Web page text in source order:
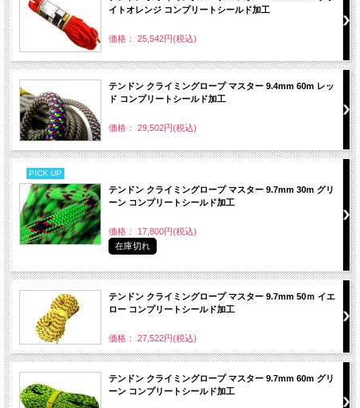
イトオレンジ コンプリートシールド加工
価格： 25,542円(税込)
テンドン クライミングロープ マスター 9.4mm 60m レッ
ド コンプリートシールド加工
価格： 29,502円(税込)
PICK UP
テンドン クライミングロープ マスター 9.7mm 30m グリ
ーン コンプリートシールド加工
価格： 17,800円(税込)
在庫切れ
テンドン クライミングロープ マスター 9.7mm 50ｍ イエ
ロー コンプリートシールド加工
価格： 27,522円(税込)
テンドン クライミングロープ マスター 9.7mm 60m グリ
ーン コンプリートシールド加工